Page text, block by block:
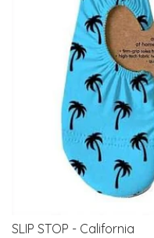
SLIP STOP - California